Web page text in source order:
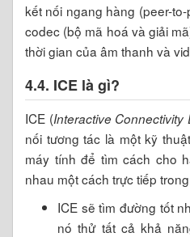
kết nối ngang hàng (peer-
codec (bộ mã hoá và giải
thời gian của âm thanh và
4.4. ICE là gì?
ICE (Interactive Connectivity
nối tương tác là một kỹ
máy tính để tìm cách cho
nhau một cách trực tiếp
ICE sẽ tìm đường tốt
nó thử tất cả khả